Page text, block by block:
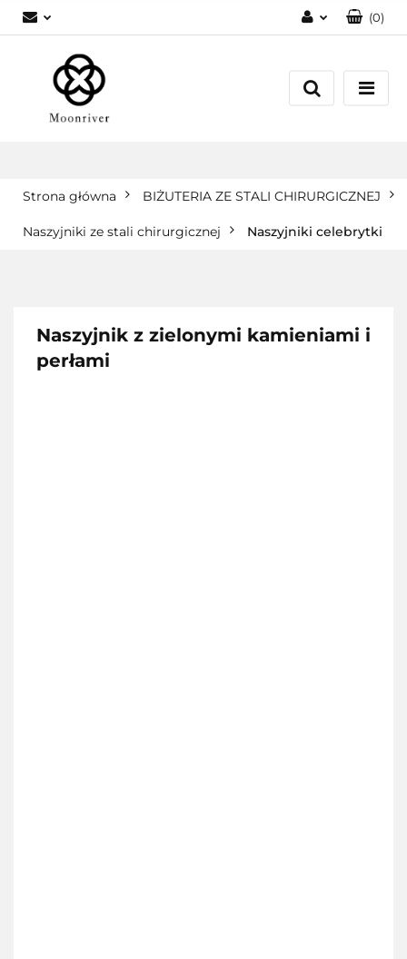
Zarejestruj się
(0)
Strona główna BIŻUTERIA ZE STALI CHIRURGICZNEJ
Naszyjniki ze stali chirurgicznej Naszyjniki celebrytki
Naszyjnik z zielonymi kamieniami i
perłami